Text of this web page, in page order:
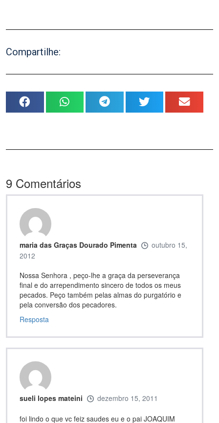
Compartilhe:
9 Comentários
maria das Graças Dourado Pimenta
outubro 15,
2012
Nossa Senhora , peço-lhe a graça da perseverança
final e do arrependimento sincero de todos os meus
pecados. Peço também pelas almas do purgatório e
pela conversão dos pecadores.
Resposta
sueli lopes mateini dezembro 15, 2011
foi lindo o que vc feiz saudes eu e o pai JOAQUIM